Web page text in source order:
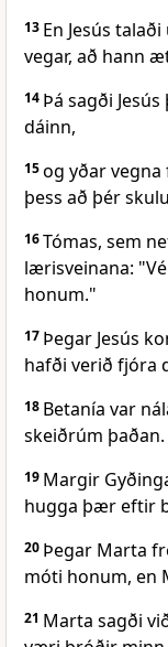
13 En Jesús
vegar, að hann
14 Þá sagði
dáinn,
15og yðar vegna
þess að þér
16Tómas, sem
lærisveinana:
honum."
17 Þegar Jesús
hafði verið fjóra
18 Betanía var
skeiðrúm þaðan.
19 Margir
hugga þær eftir
20 Þegar Marta
móti honum, en
21 Marta sagði